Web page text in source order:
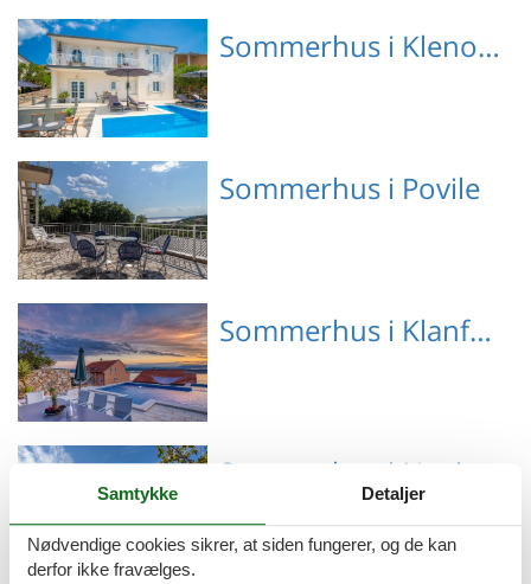
Emne nr.: 310-
HR3750.202.1
Sommerhus i Klenovica
Emne nr.: 310-
HR3410.107.1
Sommerhus i Povile
Emne nr.: 133-CKN466 Sommerhus i Klanfari
Emne nr.: 133-CKA208
Samtykke Detaljer
Nødvendige cookies sikrer, at siden fungerer, og de kan
derfor ikke fravælges.